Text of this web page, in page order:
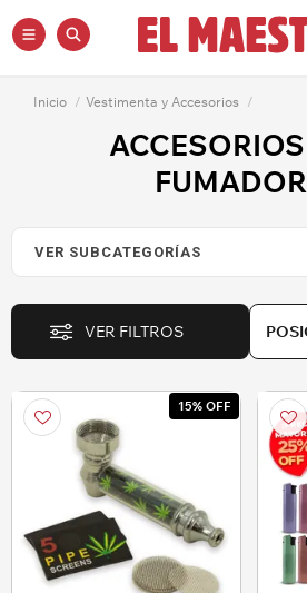
Inicio / Vestimenta y Accesorios /
VER FILTROS
15% OFF